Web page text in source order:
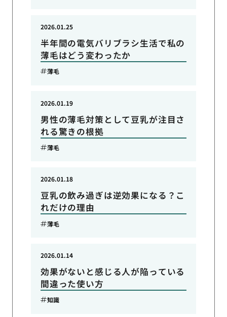
半年間の電気バリブラシ生活で私の
薄毛はどう変わったか
2026.01.25
薄毛
男性の薄毛対策として豆乳が注目さ
れる驚きの根拠
2026.01.19
薄毛
豆乳の飲み過ぎは逆効果になる？こ
れだけの理由
2026.01.18
薄毛
効果がないと感じる人が陥っている
間違った使い方
2026.01.14
知識